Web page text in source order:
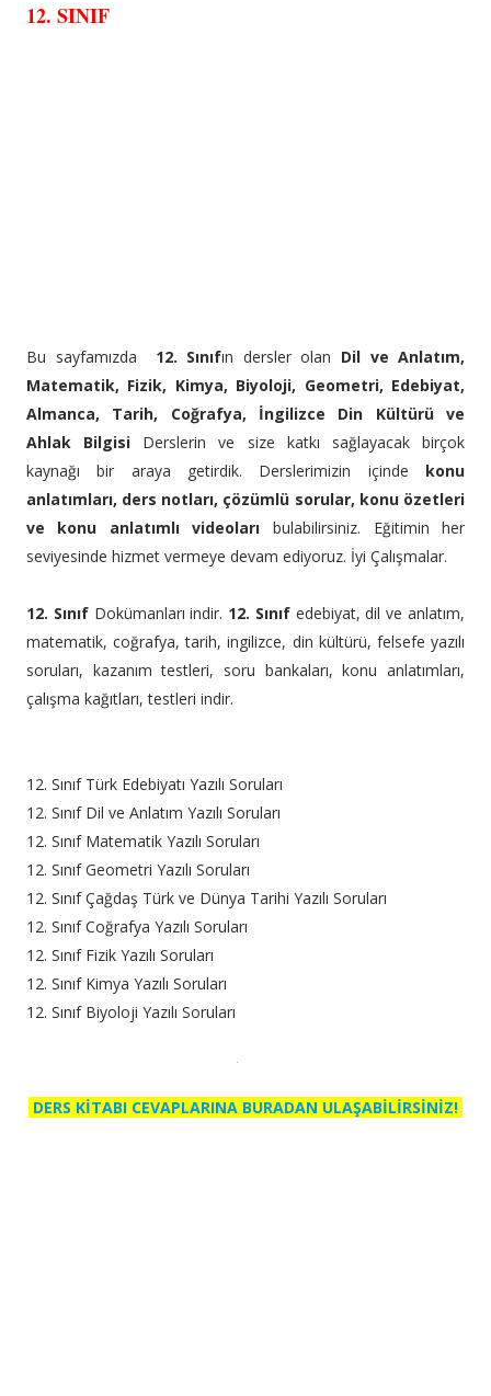
12. SINIF
Bu sayfamızda 12. Sınıfın dersler olan Dil ve Anlatım,
Matematik, Fizik, Kimya, Biyoloji, Geometri, Edebiyat,
Almanca, Tarih, Coğrafya, İngilizce Din Kültürü ve
Ahlak Bilgisi Derslerin ve size katkı sağlayacak birçok
kaynağı bir araya getirdik. Derslerimizin içinde konu
anlatımları, ders notları, çözümlü sorular, konu özetleri
ve konu anlatımlı videoları bulabilirsiniz. Eğitimin her
seviyesinde hizmet vermeye devam ediyoruz. İyi Çalışmalar.
12. SınıfDokümanları indir. 12. Sınıfedebiyat, dil ve anlatım,
matematik, coğrafya, tarih, ingilizce, din kültürü, felsefe yazılı
soruları, kazanım testleri, soru bankaları, konu anlatımları,
çalışma kağıtları, testleri indir.
12. Sınıf Türk Edebiyatı Yazılı Soruları
12. Sınıf Dil ve Anlatım Yazılı Soruları
12. Sınıf Matematik Yazılı Soruları
12. Sınıf Geometri Yazılı Soruları
12. Sınıf Çağdaş Türk ve Dünya Tarihi Yazılı Soruları
12. Sınıf Coğrafya Yazılı Soruları
12. Sınıf Fizik Yazılı Soruları
12. Sınıf Kimya Yazılı Soruları
12. Sınıf Biyoloji Yazılı Soruları
DERS KİTABI CEVAPLARINA BURADAN ULAŞABİLİRSİNİZ!